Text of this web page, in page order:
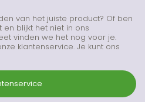
van het juiste product? Of ben
blijkt het niet in ons
vinden we het nog voor je.
klantenservice. Je kunt ons